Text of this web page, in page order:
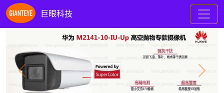
巨眼科技
Previous Next